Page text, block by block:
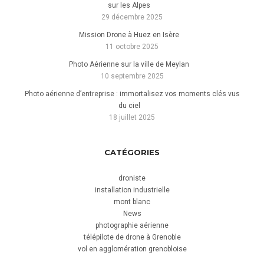
sur les Alpes
29 décembre 2025
Mission Drone à Huez en Isère
11 octobre 2025
Photo Aérienne sur la ville de Meylan
10 septembre 2025
Photo aérienne d’entreprise : immortalisez vos moments clés vus
du ciel
18 juillet 2025
CATÉGORIES
droniste
installation industrielle
mont blanc
News
photographie aérienne
télépilote de drone à Grenoble
vol en agglomération grenobloise